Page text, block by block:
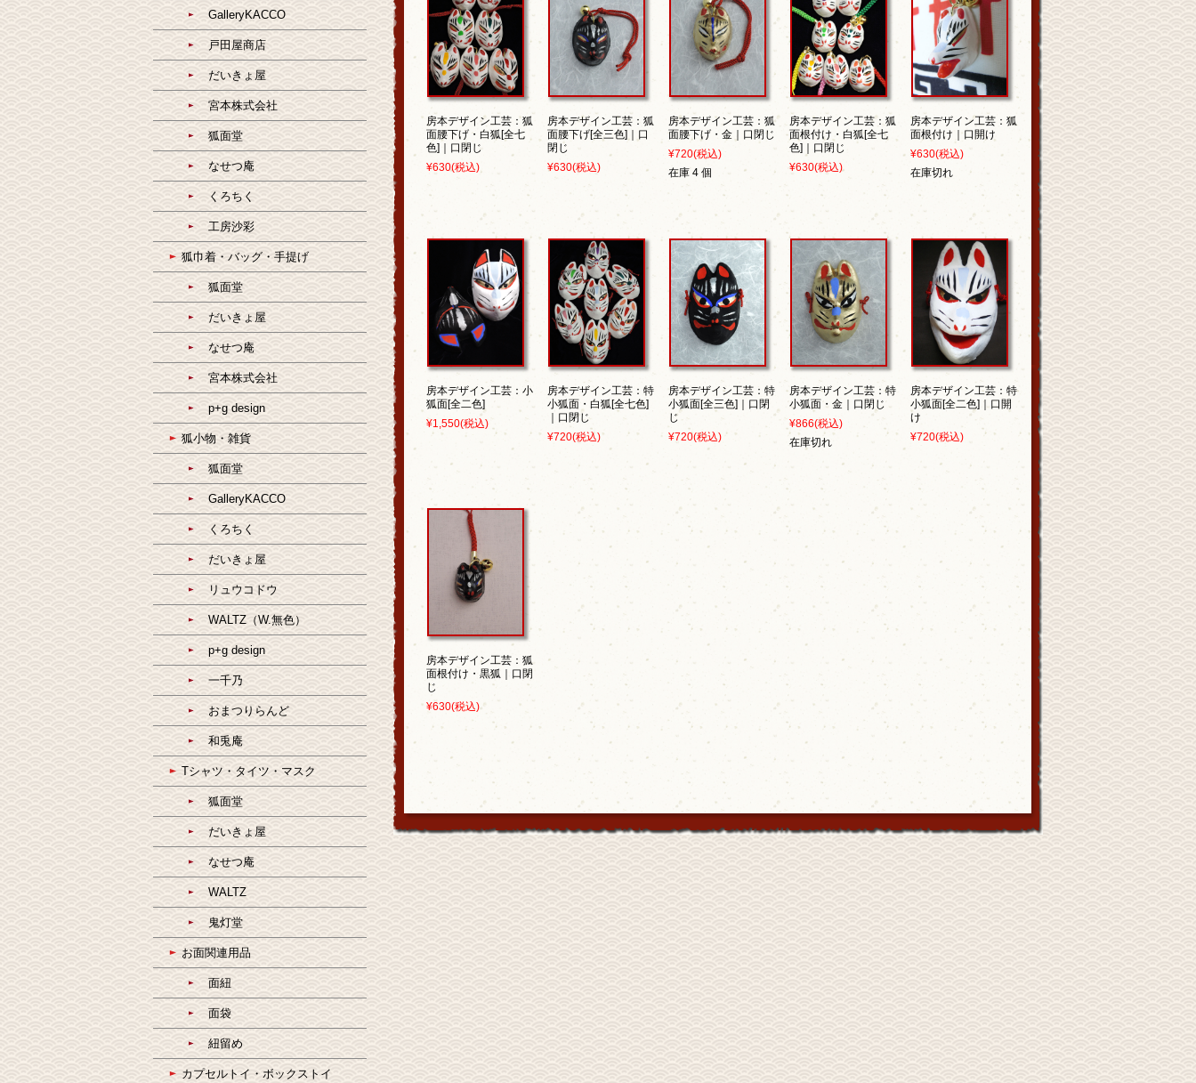
房本デザイン工芸：狐
面腰下げ・白狐[全七
色]｜口閉じ
¥630(税込)
房本デザイン工芸：狐
面腰下げ[全三色]｜口
閉じ
¥630(税込)
房本デザイン工芸：狐
面腰下げ・金｜口閉じ
¥720(税込)
在庫 4 個
房本デザイン工芸：狐
面根付け・白狐[全七
色]｜口閉じ
¥630(税込)
房本デザイン工芸：狐
面根付け｜口開け
¥630(税込)
在庫切れ
房本デザイン工芸：小
狐面[全二色]
¥1,550(税込)
房本デザイン工芸：特
小狐面・白狐[全七色]
｜口閉じ
¥720(税込)
房本デザイン工芸：特
小狐面[全三色]｜口閉
じ
¥720(税込)
房本デザイン工芸：特
小狐面・金｜口閉じ
¥866(税込)
在庫切れ
房本デザイン工芸：特
小狐面[全二色]｜口開
け
¥720(税込)
房本デザイン工芸：狐
面根付け・黒狐｜口閉
じ
¥630(税込)
GalleryKACCO
戸田屋商店
だいきょ屋
宮本株式会社
狐面堂
なせつ庵
くろちく
工房沙彩
狐巾着・バッグ・手提げ
狐面堂
だいきょ屋
なせつ庵
宮本株式会社
p+g design
狐小物・雑貨
狐面堂
GalleryKACCO
くろちく
だいきょ屋
リュウコドウ
WALTZ（W.無色）
p+g design
一千乃
おまつりらんど
和兎庵
Tシャツ・タイツ・マスク
狐面堂
だいきょ屋
なせつ庵
WALTZ
鬼灯堂
お面関連用品
面紐
面袋
紐留め
カプセルトイ・ボックストイ